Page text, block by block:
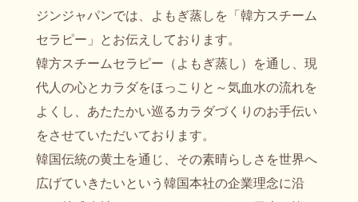
ジンジャパンでは、よもぎ蒸しを「韓方スチーム
セラピー」とお伝えしております。
韓方スチームセラピー（よもぎ蒸し）を通し、現
代人の心とカラダをほっこりと～気血水の流れを
よくし、あたたかい巡るカラダづくりのお手伝い
をさせていただいております。
韓国伝統の黄土を通じ、その素晴らしさを世界へ
広げていきたいという韓国本社の企業理念に沿